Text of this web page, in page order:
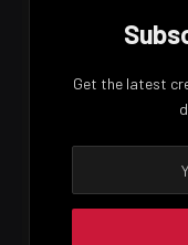
Get the latest